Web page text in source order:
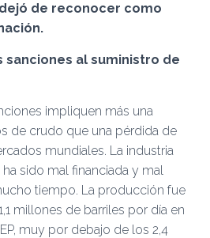
de reconocer como
sanciones al suministro de
impliquen más una
de crudo que una pérdida de
mundiales. La industria
sido mal financiada y mal
tiempo. La producción fue
millones de barriles por día en
muy por debajo de los 2,4